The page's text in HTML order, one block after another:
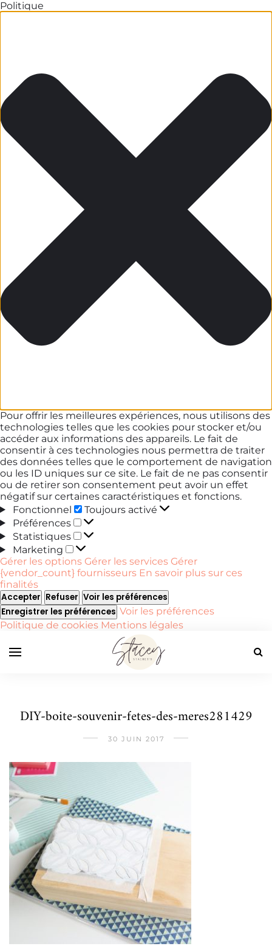
Politique
Pour offrir les meilleures expériences, nous utilisons des
technologies telles que les cookies pour stocker et/ou
accéder aux informations des appareils. Le fait de
consentir à ces technologies nous permettra de traiter
des données telles que le comportement de navigation
ou les ID uniques sur ce site. Le fait de ne pas consentir
ou de retirer son consentement peut avoir un effet
négatif sur certaines caractéristiques et fonctions.
Fonctionnel
Fonctionnel
Toujours activé
Préférences
Préférences
Statistiques
Statistiques
Marketing
Marketing
Gérer les options Gérer les services Gérer
{vendor_count} fournisseurs En savoir plus sur ces
finalités
Accepter Refuser Voir les préférences
Enregistrer les préférences Voir les préférences
Politique de cookies Mentions légales
DIY-boite-souvenir-fetes-des-meres281429
30 JUIN 2017